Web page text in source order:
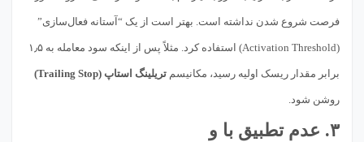
فرصت شروع شدن نداشته است. بهتر است از یک “آستانه فعال‌سازی”
(Activation Threshold) استفاده کرد. مثلاً پس از اینکه سود معامله به ۱٫۵
برابر مقدار ریسک اولیه رسید، مکانیسم تریلینگ استاپ (Trailing Stop)
روشن شود.
۳. عدم تطبیق با و